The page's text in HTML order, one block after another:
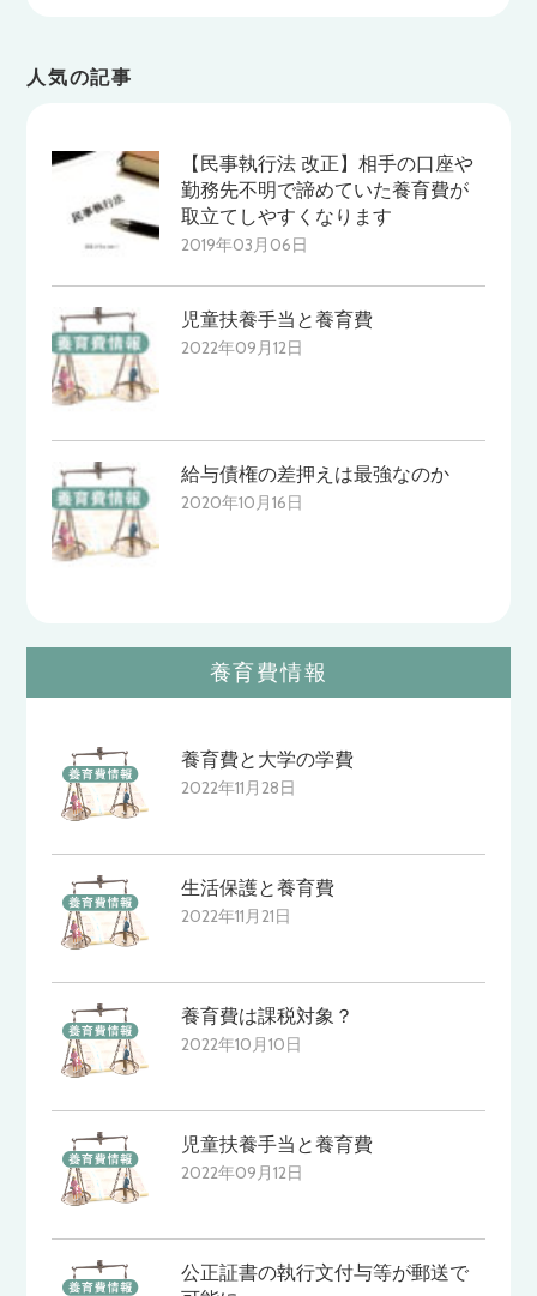
人気の記事
【民事執行法 改正】相手の口座や
勤務先不明で諦めていた養育費が
取立てしやすくなります
2019年03月06日
児童扶養手当と養育費
2022年09月12日
給与債権の差押えは最強なのか
2020年10月16日
養育費情報
養育費と大学の学費
2022年11月28日
生活保護と養育費
2022年11月21日
養育費は課税対象？
2022年10月10日
児童扶養手当と養育費
2022年09月12日
公正証書の執行文付与等が郵送で